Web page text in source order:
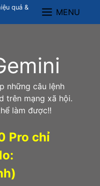
quả &
Menu
MENU
những câu lệnh
trên mạng xã hội.
làm được!!
Pro chỉ